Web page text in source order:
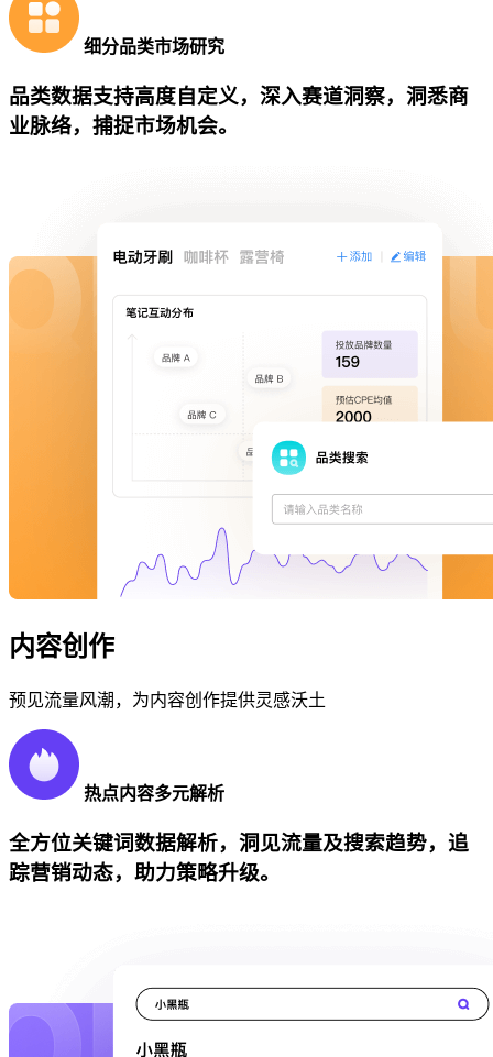
细分品类市场研究
品类数据支持高度自定义，深入赛道洞察，洞悉商
业脉络，捕捉市场机会。
内容创作
预见流量风潮，为内容创作提供灵感沃土
热点内容多元解析
全方位关键词数据解析，洞见流量及搜索趋势，追
踪营销动态，助力策略升级。